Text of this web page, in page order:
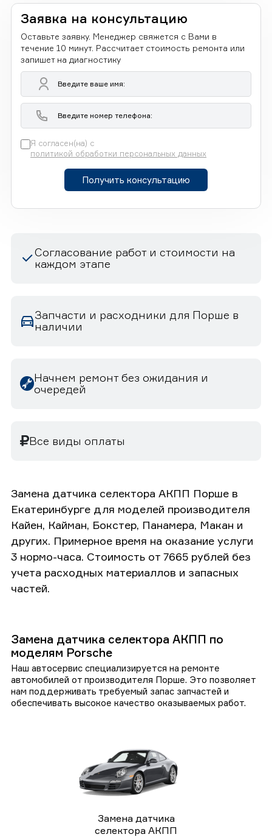
Заявка на консультацию
Оставьте заявку. Менеджер свяжется с Вами в
течение 10 минут. Рассчитает стоимость ремонта или
запишет на диагностику
Я согласен(на) с
политикой обработки персональных данных
Получить консультацию
Согласование работ и стоимости на
каждом этапе
Запчасти и расходники для Порше в
наличии
Начнем ремонт без ожидания и
очередей
Все виды оплаты
Замена датчика селектора АКПП Порше в
Екатеринбурге для моделей производителя
Кайен, Кайман, Бокстер, Панамера, Макан и
других. Примерное время на оказание услуги
3 нормо-часа. Стоимость от 7665 рублей без
учета расходных материаллов и запасных
частей.
Замена датчика селектора АКПП по
моделям Porsche
Наш автосервис специализируется на ремонте
автомобилей от производителя Порше. Это позволяет
нам поддерживать требуемый запас запчастей и
обеспечивать высокое качество оказываемых работ.
Замена датчика
селектора АКПП